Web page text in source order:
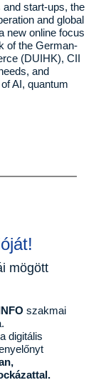
start-ups, the
and global
new online focus
of the German-
(DUIHK), CII
and
AI, quantum
mögött
szakmai
digitális